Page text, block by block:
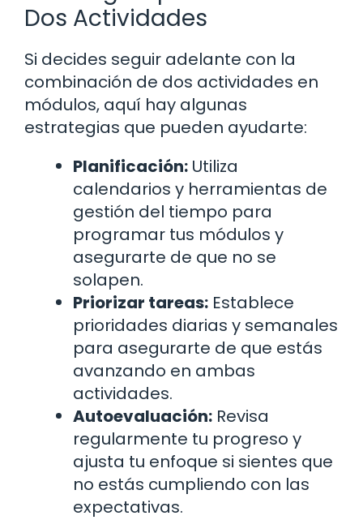
Dos Actividades
Si decides seguir adelante con la
combinación de dos actividades en
módulos, aquí hay algunas
estrategias que pueden ayudarte:
Planificación: Utiliza
calendarios y herramientas de
gestión del tiempo para
programar tus módulos y
asegurarte de que no se
solapen.
Priorizar tareas: Establece
prioridades diarias y semanales
para asegurarte de que estás
avanzando en ambas
actividades.
Autoevaluación: Revisa
regularmente tu progreso y
ajusta tu enfoque si sientes que
no estás cumpliendo con las
expectativas.